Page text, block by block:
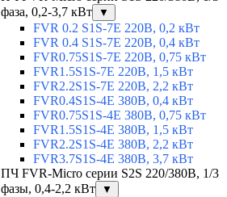
фаза, 0,2-3,7 кВт
▼
FVR 0.2 S1S-7E 220В, 0,2 кВт
FVR 0.4 S1S-7E 220В, 0,4 кВт
FVR0.75S1S-7E 220В, 0,75 кВт
FVR1.5S1S-7E 220В, 1,5 кВт
FVR2.2S1S-7E 220В, 2,2 кВт
FVR0.4S1S-4E 380В, 0,4 кВт
FVR0.75S1S-4E 380В, 0,75 кВт
FVR1.5S1S-4E 380В, 1,5 кВт
FVR2.2S1S-4E 380В, 2,2 кВт
FVR3.7S1S-4E 380В, 3,7 кВт
ПЧ FVR-Micro серии S2S 220/380В, 1/3
фазы, 0,4-2,2 кВт
▼